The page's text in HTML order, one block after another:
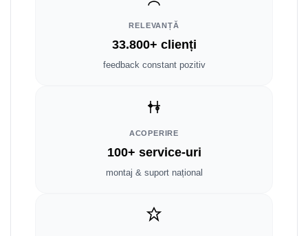
RELEVANȚĂ
33.800+ clienți
feedback constant pozitiv
ACOPERIRE
100+ service-uri
montaj & suport național